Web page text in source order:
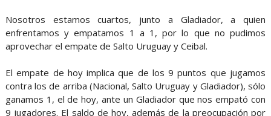
Nosotros estamos cuartos, junto a Gladiador, a quien
enfrentamos y empatamos 1 a 1, por lo que no pudimos
aprovechar el empate de Salto Uruguay y Ceibal.
El empate de hoy implica que de los 9 puntos que jugamos
contra los de arriba (Nacional, Salto Uruguay y Gladiador), sólo
ganamos 1, el de hoy, ante un Gladiador que nos empató con
9 jugadores. El saldo de hoy, además de la preocupación por